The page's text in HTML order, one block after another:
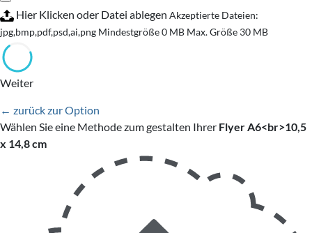
Hier Klicken oder Datei ablegen Akzeptierte Dateien:
jpg,bmp,pdf,psd,ai,png Mindestgröße 0 MB Max. Größe 30 MB
Weiter
← zurück zur Option
Wählen Sie eine Methode zum gestalten Ihrer Flyer A6<br>10,5
x 14,8 cm